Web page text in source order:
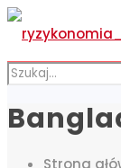
Strona